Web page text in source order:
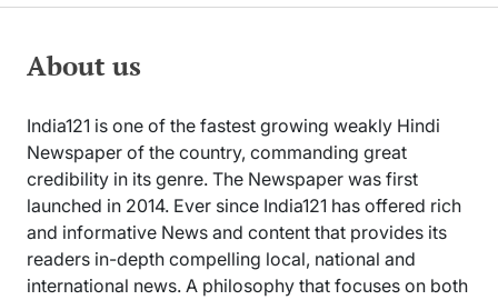
About us
India121 is one of the fastest growing weakly Hindi
Newspaper of the country, commanding great
credibility in its genre. The Newspaper was first
launched in 2014. Ever since India121 has offered rich
and informative News and content that provides its
readers in-depth compelling local, national and
international news. A philosophy that focuses on both